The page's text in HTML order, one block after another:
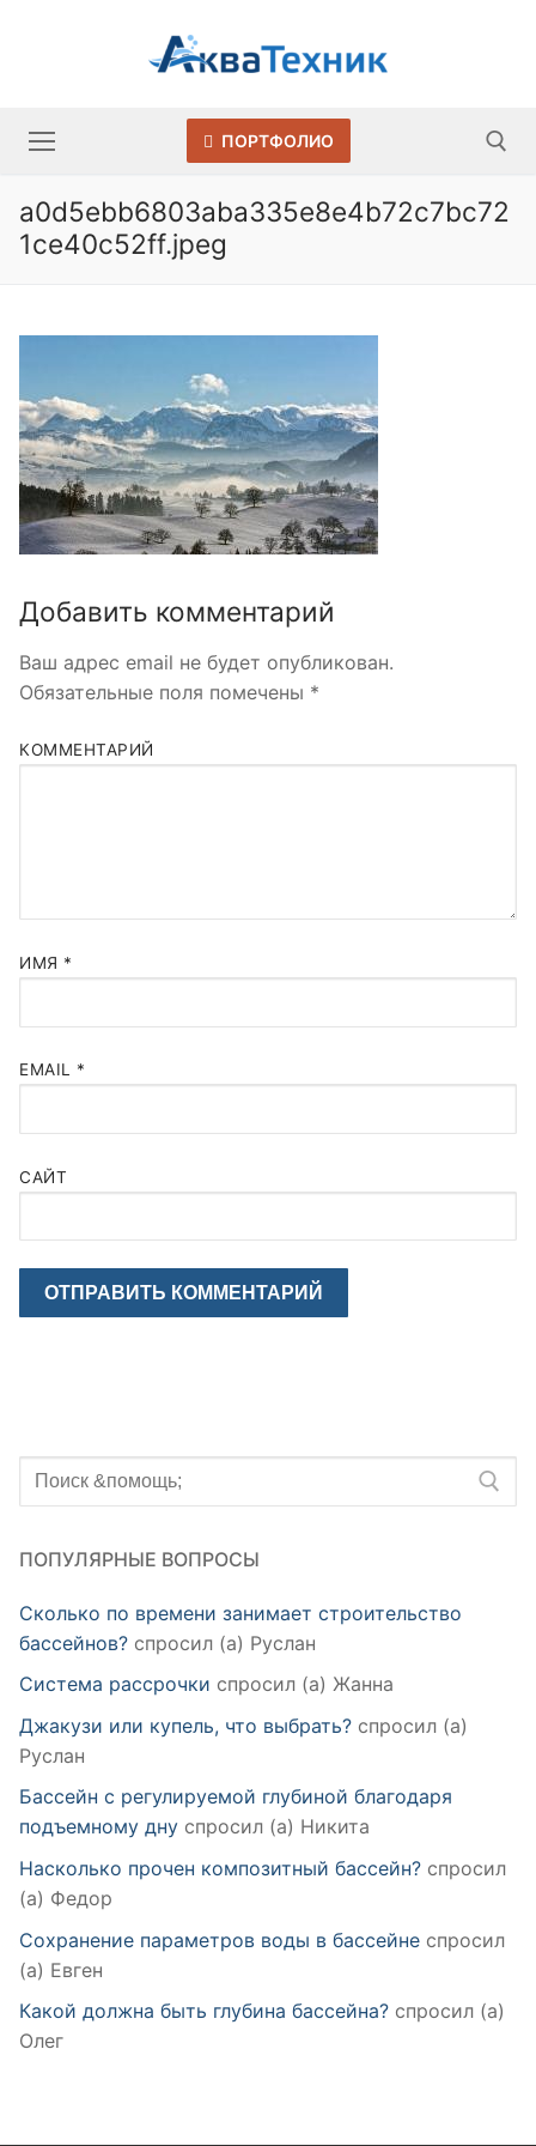
ПОРТФОЛИО
a0d5ebb6803aba335e8e4b72c7bc72
1ce40c52ff.jpeg
Добавить комментарий
Ваш адрес email не будет опубликован.
Обязательные поля помечены *
КОММЕНТАРИЙ
ИМЯ *
EMAIL *
САЙТ
Искать:
ПОПУЛЯРНЫЕ ВОПРОСЫ
Сколько по времени занимает строительство
бассейнов? спросил (а) Руслан
Система рассрочки спросил (а) Жанна
Джакузи или купель, что выбрать? спросил (а)
Руслан
Бассейн с регулируемой глубиной благодаря
подъемному дну спросил (а) Никита
Насколько прочен композитный бассейн? спросил
(а) Федор
Сохранение параметров воды в бассейне спросил
(а) Евген
Какой должна быть глубина бассейна? спросил (а)
Олег